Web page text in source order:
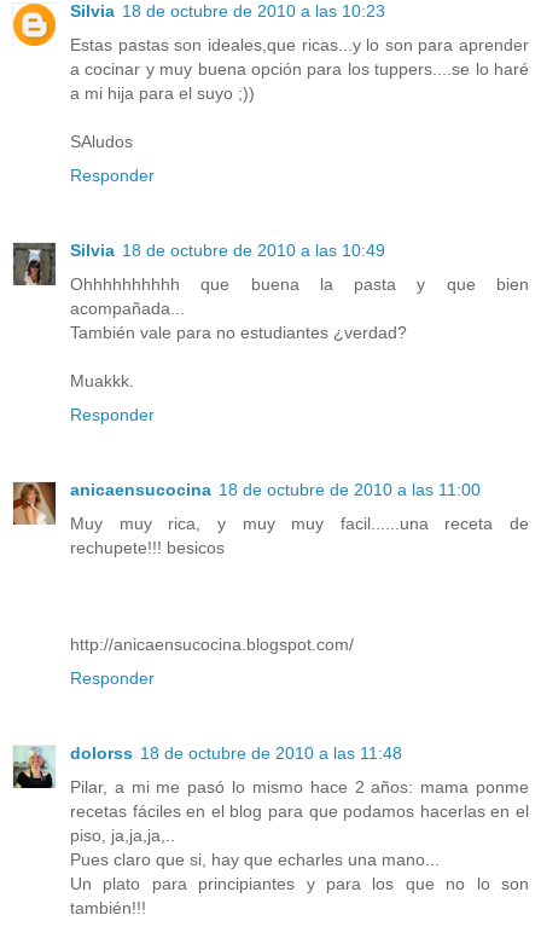
Silvia 18 de octubre de 2010 a las 10:23
Estas pastas son ideales,que ricas...y lo son para aprender
a cocinar y muy buena opción para los tuppers....se lo haré
a mi hija para el suyo ;))
SAludos
Responder
Silvia 18 de octubre de 2010 a las 10:49
Ohhhhhhhhhh que buena la pasta y que bien
acompañada...
También vale para no estudiantes ¿verdad?
Muakkk.
Responder
anicaensucocina 18 de octubre de 2010 a las 11:00
Muy muy rica, y muy muy facil......una receta de
rechupete!!! besicos
http://anicaensucocina.blogspot.com/
Responder
dolorss 18 de octubre de 2010 a las 11:48
Pilar, a mi me pasó lo mismo hace 2 años: mama ponme
recetas fáciles en el blog para que podamos hacerlas en el
piso, ja,ja,ja,..
Pues claro que si, hay que echarles una mano...
Un plato para principiantes y para los que no lo son
también!!!